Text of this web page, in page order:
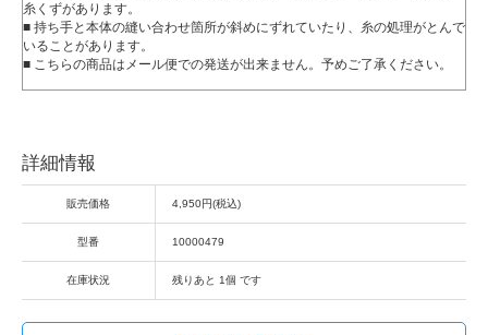
糸くずがあります。
■ 持ち手と本体の縫い合わせ箇所が斜めにずれていたり、糸の処理がとんで
いることがあります。
■ こちらの商品はメール便での発送が出来ません。予めご了承ください。
詳細情報
販売価格 4,950円(税込)
型番 10000479
在庫状況 残りあと 1個 です